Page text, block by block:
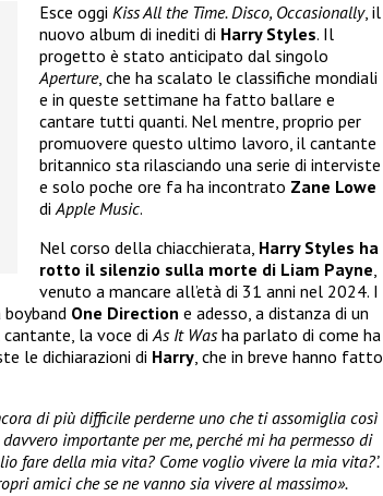
Esce oggi Kiss All the Time. Disco, Occasionally, il
nuovo album di inediti di Harry Styles. Il
progetto è stato anticipato dal singolo
Aperture, che ha scalato le classifiche mondiali
e in queste settimane ha fatto ballare e
cantare tutti quanti. Nel mentre, proprio per
promuovere questo ultimo lavoro, il cantante
britannico sta rilasciando una serie di interviste
e solo poche ore fa ha incontrato Zane Lowe
diApple Music.
Nel corso della chiacchierata, Harry Styles ha
rotto il silenzio sulla morte di Liam Payne,
venuto a mancare all’età di 31 anni nel 2024. I
One Direction e adesso, a distanza di un
cantante, la voce diAs It Washa parlato di come ha
le dichiarazioni di Harry, che in breve hanno fatto
di più difficile perderne uno che ti assomiglia così
importante per me, perché mi ha permesso di
fare della mia vita? Come voglio vivere la mia vita?’.
amici che se ne vanno sia vivere al massimo».